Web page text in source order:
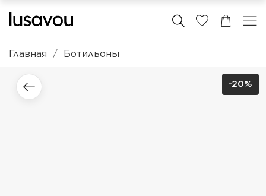
Главная Ботильоны
-20%